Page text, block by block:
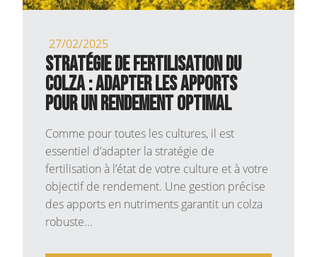
27/02/2025
Stratégie de fertilisation du
colza : adapter les apports
pour un rendement optimal
Comme pour toutes les cultures, il est
essentiel d’adapter la stratégie de
fertilisation à l’état de votre culture et à votre
objectif de rendement. Une gestion précise
des apports en nutriments garantit un colza
robuste...